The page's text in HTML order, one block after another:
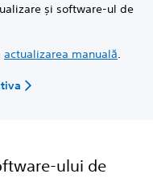
și software-ul de
actualizarea manuală
ului de